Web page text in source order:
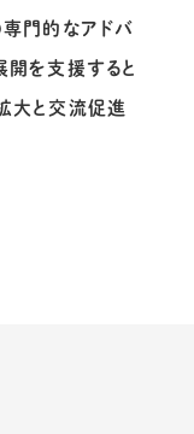
専門的なアドバ
開を支援すると
大と交流促進